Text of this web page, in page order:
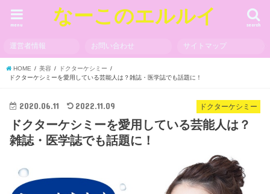
なーこのエルルイ search
menu
運営者情報 お問い合わせ サイトマップ
HOME 美容
ドクターケシミー
ドクターケシミーを愛用している芸能人は？雑誌・医学誌でも話題に！
ドクターケシミー
2020.06.11 2022.11.09
ドクターケシミーを愛用している芸能人は？
雑誌・医学誌でも話題に！